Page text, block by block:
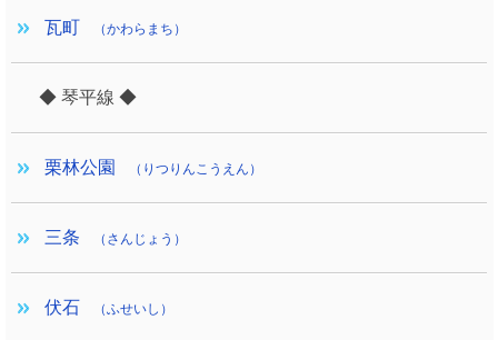
瓦町 （かわらまち）
◆ 琴平線 ◆
栗林公園 （りつりんこうえん）
三条 （さんじょう）
伏石 （ふせいし）